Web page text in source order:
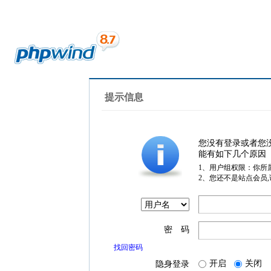
提示信息
您没有登录或者您
能有如下几个原因
1、用户组权限：你所
2、您还不是站点会员
密 码
找回密码
隐身登录 开启 关闭